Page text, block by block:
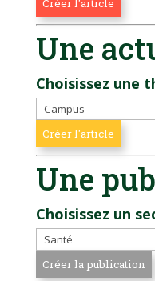
Une
Choisissez une
Une
Choisissez un